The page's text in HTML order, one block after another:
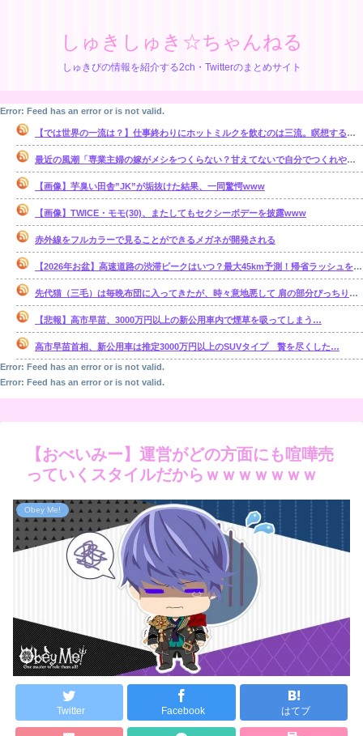
しゅきしゅき☆ちゃんねる
しゅきぴの情報を紹介する2ch・Twitterのまとめサイト
Error: Feed has an error or is not valid.
【では世界の一流は？】仕事終わりにホットミルクを飲むのは三流。瞑想するのは二流
最近の風潮「専業主婦の嫁がメシをつくらない？甘えてないで自分でつくれやｗ」←これ正論なの？
【画像】芋臭い田舎”JK”が垢抜けた結果、一同驚愕www
【画像】TWICE・モモ(30)、またしてもセクシーボデーを披露www
赤外線をフルカラーで見ることができるメガネが開発される
【2026年お盆】高速道路の渋滞ピークはいつ？最大45km予測！帰省ラッシュを避ける狙い目を解説
先代猫（三毛）は毎晩布団に入ってきたが、時々意地悪して 肩の部分ぴっちり布団ガードして入れなくしてると・・・【再】
【悲報】高市早苗、3000万円以上の新公用車内で煙草を吸ってしまう…
高市早苗首相、新公用車は推定3000万円以上のSUVタイプ 贅を尽くした…
Error: Feed has an error or is not valid.
Error: Feed has an error or is not valid.
【おべいみー】運営がどの方面にも喧嘩売
っていくスタイルだからｗｗｗｗｗｗｗ
Obey Me!
Twitter Facebook はてブ